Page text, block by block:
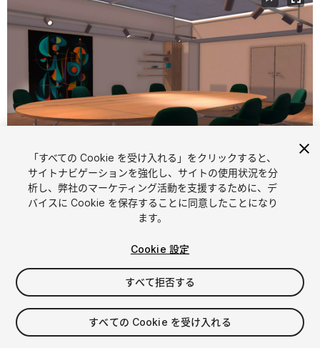
1 /5
$20
消費税は決済時に計算されます
「すべての Cookie を受け入れる」をクリックすると、
サイトナビゲーションを強化し、サイトの使用状況を分
析し、弊社のマーケティング活動を支援するために、デ
バイスに Cookie を保存することに同意したことになり
ます。
Cookie 設定
すべて拒否する
すべての Cookie を受け入れる